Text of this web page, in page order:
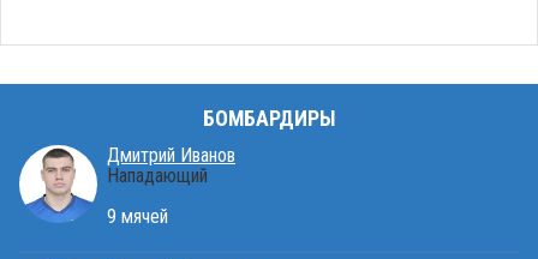
БОМБАРДИРЫ
Дмитрий Иванов
Нападающий
9 мячей